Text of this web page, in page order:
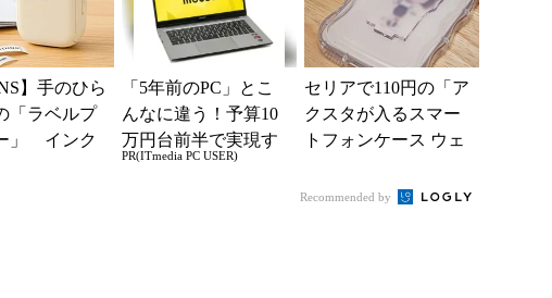
】手のひら
「ラベルプ
」 インク
「5年前のPC」とこ
んなに違う！予算10
万円台前半で実現す
る快適PCライフ
PR(ITmedia PC USER)
セリアで110円の「ア
クスタが入るスマー
トフォンケース ウェ
活”にピッタリ 対応
Recommended by